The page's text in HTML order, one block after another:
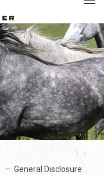
General Disclosure